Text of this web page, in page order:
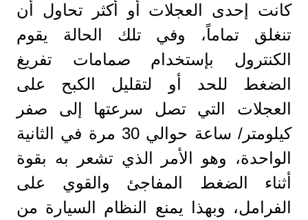
كانت إحدى العجلات أو أكثر تحاول أن
تنغلق تماماً، وفي تلك الحالة يقوم
الكنترول بإستخدام صمامات تفريغ
الضغط للحد أو لتقليل الكبح على
العجلات التي تصل سرعتها إلى صفر
كيلومتر/ ساعة حوالي 30 مرة في الثانية
الواحدة، وهو الأمر الذي تشعر به بقوة
أثناء الضغط المفاجئ والقوي على
الفرامل، وبهذا يمنع النظام السيارة من